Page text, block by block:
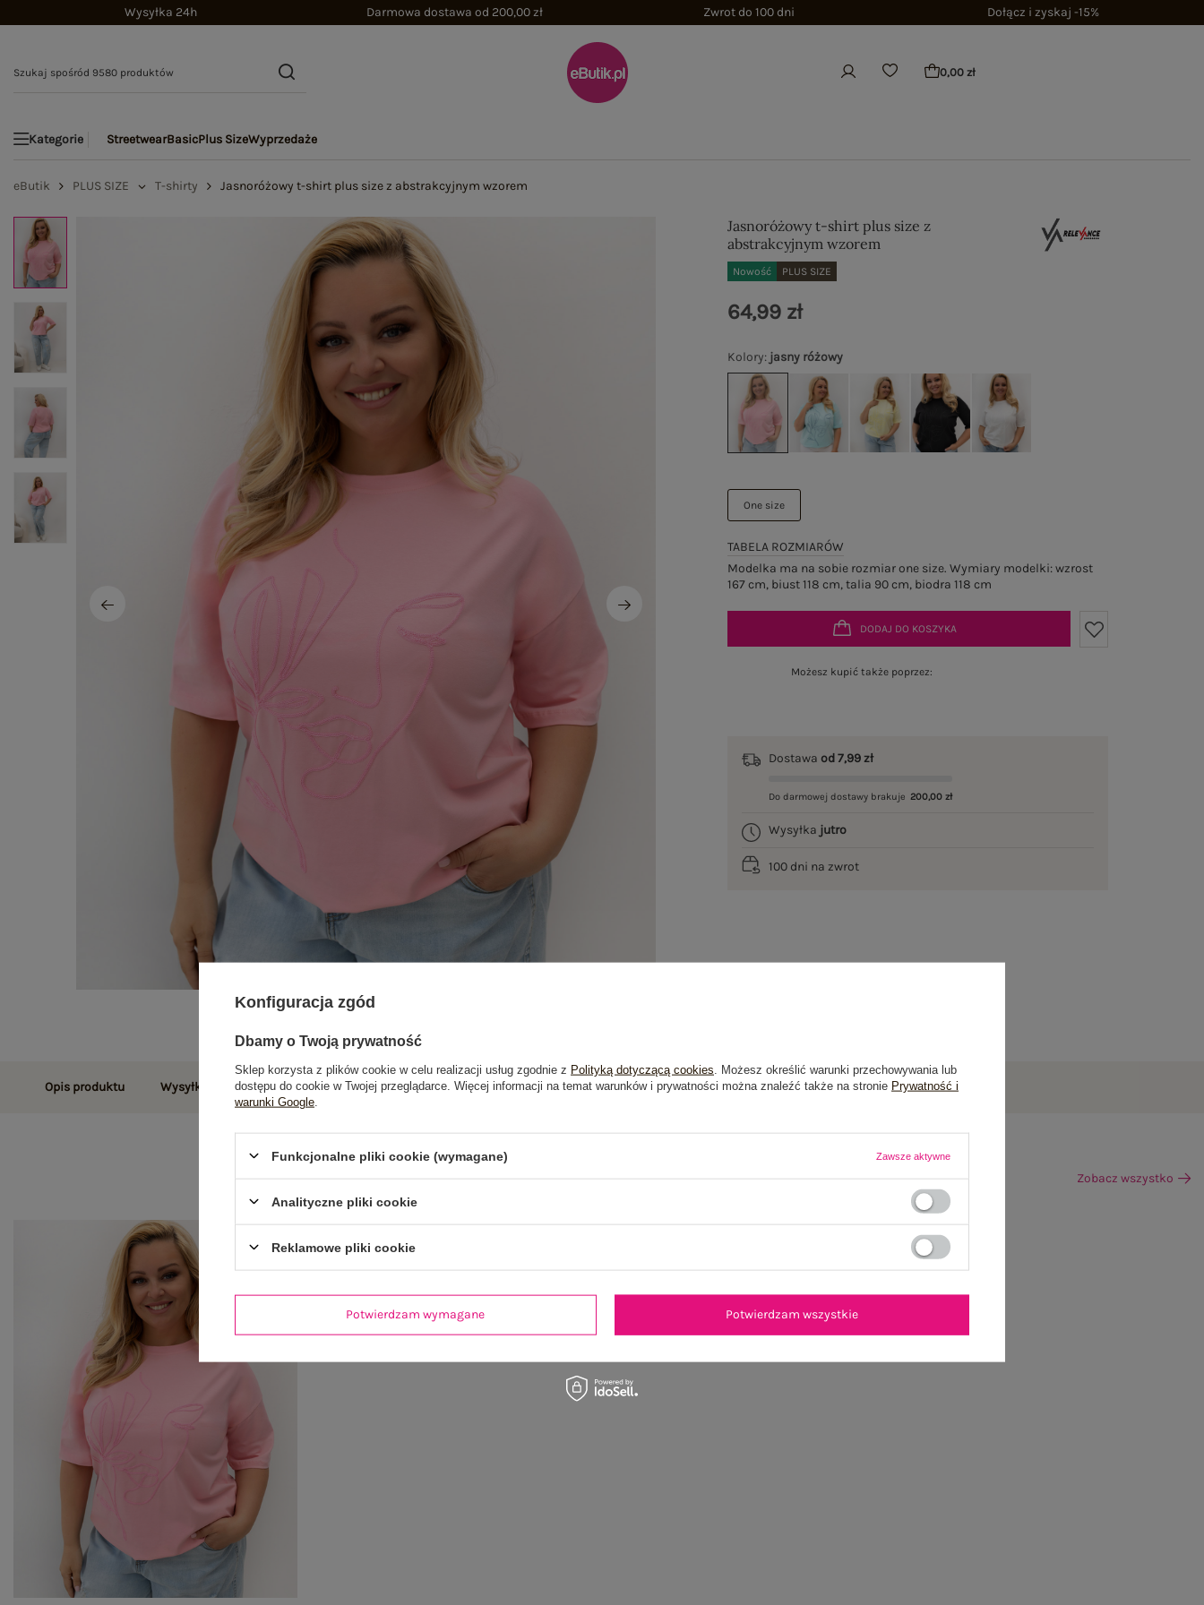
Wysyłka 24h Darmowa dostawa od 200,00 zł Zwrot do 100 dni Dołącz i zyskaj -15%
0,00 zł
Kategorie StreetwearBasicPlus SizeWyprzedaże
eButik PLUS SIZE T-shirty Jasnoróżowy t-shirt plus size z abstrakcyjnym wzorem
Jasnoróżowy t-shirt plus size z
abstrakcyjnym wzorem
Nowość PLUS SIZE
Kolory: jasny różowy
One size
TABELA ROZMIARÓW
Modelka ma na sobie rozmiar one size. Wymiary modelki: wzrost
167 cm, biust 118 cm, talia 90 cm, biodra 118 cm
64,99 zł
DODAJ DO KOSZYKA
Możesz kupić także poprzez:
Dostawaod 7,99 zł
Do darmowej dostawy brakuje 200,00 zł
Wysyłka jutro
100 dni na zwrot
Opis produktu Wysyłka i dostawa Zwroty i reklamacje Opinie o produkcie(0)
Zobacz wszystko
Konfiguracja zgód
Dbamy o Twoją prywatność
Sklep korzysta z plików cookie w celu realizacji usług zgodnie z Polityką dotyczącą cookies . Możesz określić warunki przechowywania lub
dostępu do cookie w Twojej przeglądarce. Więcej informacji na temat warunków i prywatności można znaleźć także na stronie Prywatność i
warunki Google
Funkcjonalne pliki cookie (wymagane) Zawsze aktywne
Analityczne pliki cookie
Reklamowe pliki cookie
Potwierdzam wymagane Potwierdzam wszystkie